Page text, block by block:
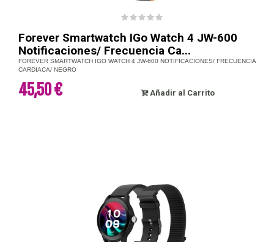
Forever Smartwatch IGo Watch 4 JW-600
Notificaciones/ Frecuencia Ca...
FOREVER SMARTWATCH IGO WATCH 4 JW-600 NOTIFICACIONES/ FRECUENCIA
CARDIACA/ NEGRO
45,50 € Añadir al Carrito